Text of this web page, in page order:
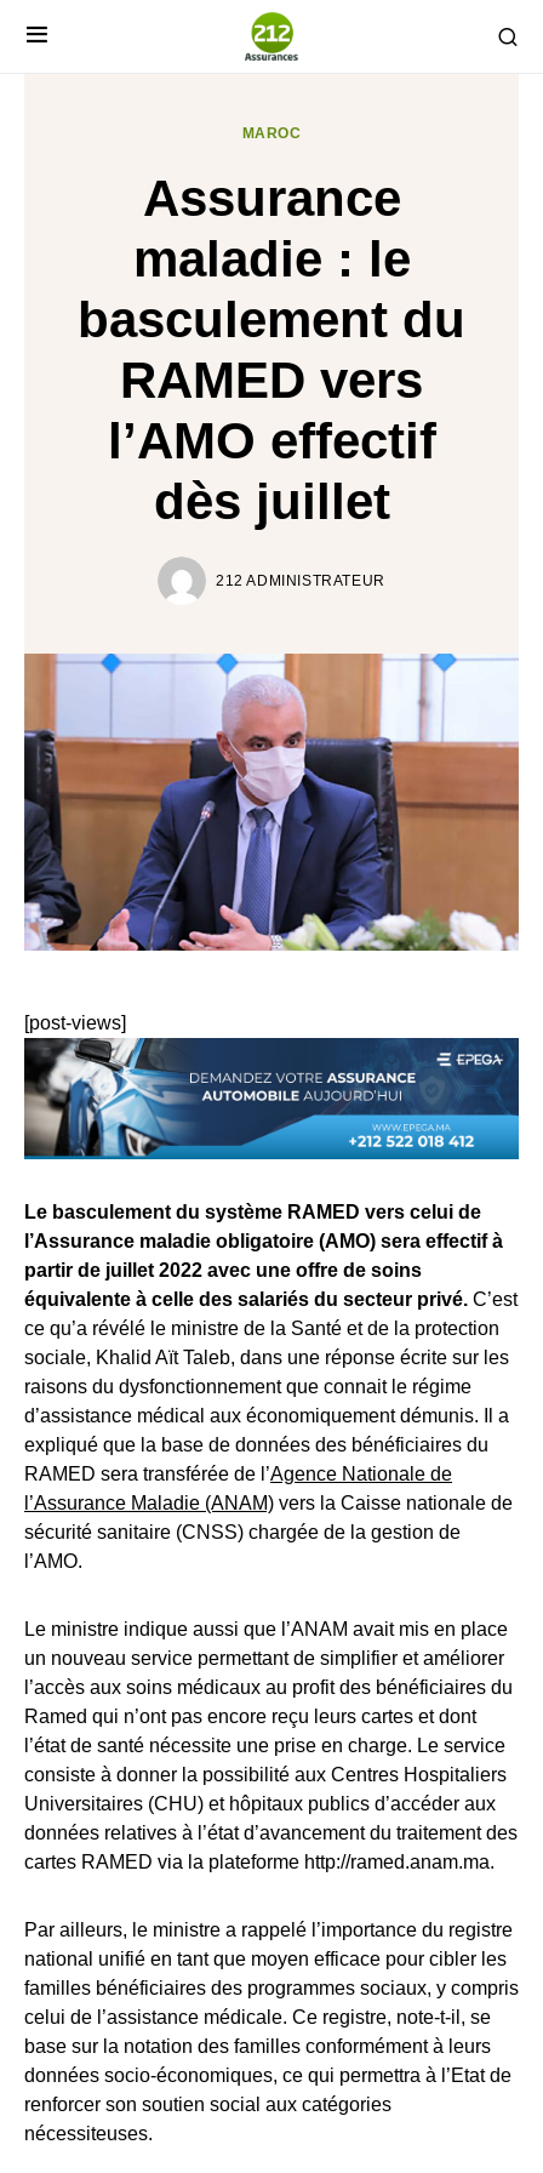
MAROC
Assurance
maladie : le
basculement du
RAMED vers
l’AMO effectif
dès juillet
212 ADMINISTRATEUR
[post-views]
Le basculement du système RAMED vers celui de
l’Assurance maladie obligatoire (AMO) sera effectif à
partir de juillet 2022 avec une offre de soins
équivalente à celle des salariés du secteur privé. C’est
ce qu’a révélé le ministre de la Santé et de la protection
sociale, Khalid Aït Taleb, dans une réponse écrite sur les
raisons du dysfonctionnement que connait le régime
d’assistance médical aux économiquement démunis. Il a
expliqué que la base de données des bénéficiaires du
RAMED sera transférée de l’Agence Nationale de
l’Assurance Maladie (ANAM) vers la Caisse nationale de
sécurité sanitaire (CNSS) chargée de la gestion de
l’AMO.
Le ministre indique aussi que l’ANAM avait mis en place
un nouveau service permettant de simplifier et améliorer
l’accès aux soins médicaux au profit des bénéficiaires du
Ramed qui n’ont pas encore reçu leurs cartes et dont
l’état de santé nécessite une prise en charge. Le service
consiste à donner la possibilité aux Centres Hospitaliers
Universitaires (CHU) et hôpitaux publics d’accéder aux
données relatives à l’état d’avancement du traitement des
cartes RAMED via la plateforme http://ramed.anam.ma.
Par ailleurs, le ministre a rappelé l’importance du registre
national unifié en tant que moyen efficace pour cibler les
familles bénéficiaires des programmes sociaux, y compris
celui de l’assistance médicale. Ce registre, note-t-il, se
base sur la notation des familles conformément à leurs
données socio-économiques, ce qui permettra à l’Etat de
renforcer son soutien social aux catégories
nécessiteuses.